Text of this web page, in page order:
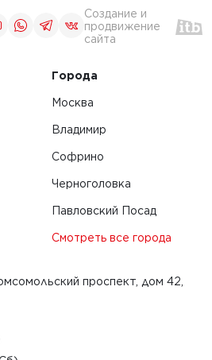
Создание и
продвижение
сайта
Города
Москва
Владимир
Софрино
Черноголовка
Павловский Посад
Смотреть все города
проспект, дом 42,